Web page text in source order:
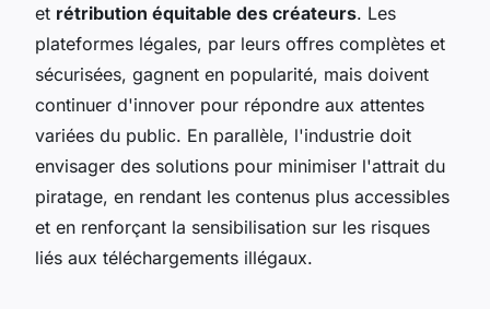
et rétribution équitable des créateurs. Les
plateformes légales, par leurs offres complètes et
sécurisées, gagnent en popularité, mais doivent
continuer d'innover pour répondre aux attentes
variées du public. En parallèle, l'industrie doit
envisager des solutions pour minimiser l'attrait du
piratage, en rendant les contenus plus accessibles
et en renforçant la sensibilisation sur les risques
liés aux téléchargements illégaux.